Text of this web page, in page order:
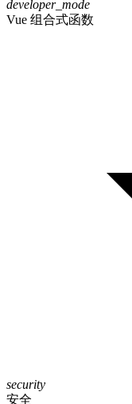
developer_mode
Vue 组合式函数
security
安全